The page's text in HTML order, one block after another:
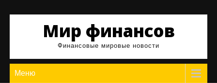
Мир финансов
Финансовые мировые новости
Меню